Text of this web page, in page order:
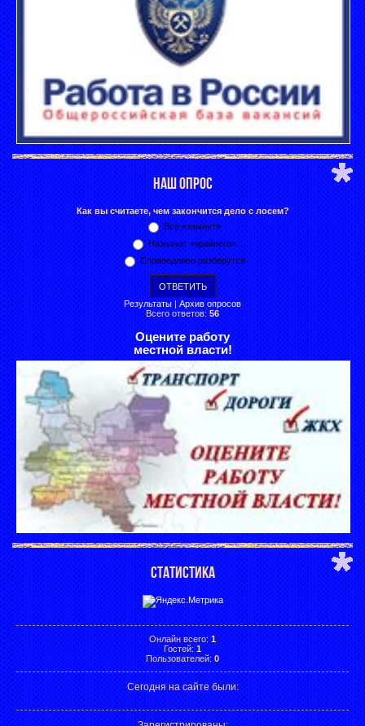
НАШ ОПРОС
Как вы считаете, чем закончится дело с лосем?
Всё «замнут»
Назначат «крайнего»
Справедливо разберутся
Результаты | Архив опросов
Всего ответов: 56
Оцените работу
местной власти!
СТАТИСТИКА
Онлайн всего: 1
Гостей: 1
Пользователей: 0
Сегодня на сайте были: